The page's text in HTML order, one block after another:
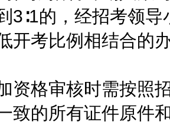
3∶1的，经招考领
开考比例相结合的
格审核时需按照招
致的所有证件原件